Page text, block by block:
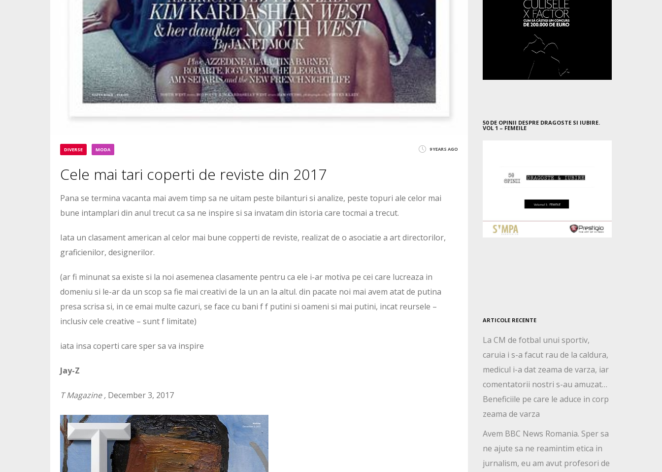
DIVERSE MODA 9 YEARS AGO
Cele mai tari coperti de reviste din 2017
Pana se termina vacanta mai avem timp sa ne uitam peste bilanturi si analize, peste topuri ale celor mai
bune intamplari din anul trecut ca sa ne inspire si sa invatam din istoria care tocmai a trecut.
Iata un clasament american al celor mai bune copperti de reviste, realizat de o asociatie a art directorilor,
graficienilor, designerilor.
(ar fi minunat sa existe si la noi asemenea clasamente pentru ca ele i-ar motiva pe cei care lucreaza in
domeniu si le-ar da un scop sa fie mai creativi de la un an la altul. din pacate noi mai avem atat de putina
presa scrisa si, in ce emai multe cazuri, se face cu bani f f putini si oameni si mai putini, incat reursele –
inclusiv cele creative – sunt f limitate)
iata insa coperti care sper sa va inspire
Jay-Z
T Magazine , December 3, 2017
50 DE OPINII DESPRE DRAGOSTE SI IUBIRE.
VOL 1 – FEMEILE
ARTICOLE RECENTE
La CM de fotbal unui sportiv,
caruia i s-a facut rau de la caldura,
medicul i-a dat zeama de varza, iar
comentatorii nostri s-au amuzat…
Beneficiile pe care le aduce in corp
zeama de varza
Avem BBC News Romania. Sper sa
ne ajute sa ne reamintim etica in
jurnalism, eu am avut profesori de